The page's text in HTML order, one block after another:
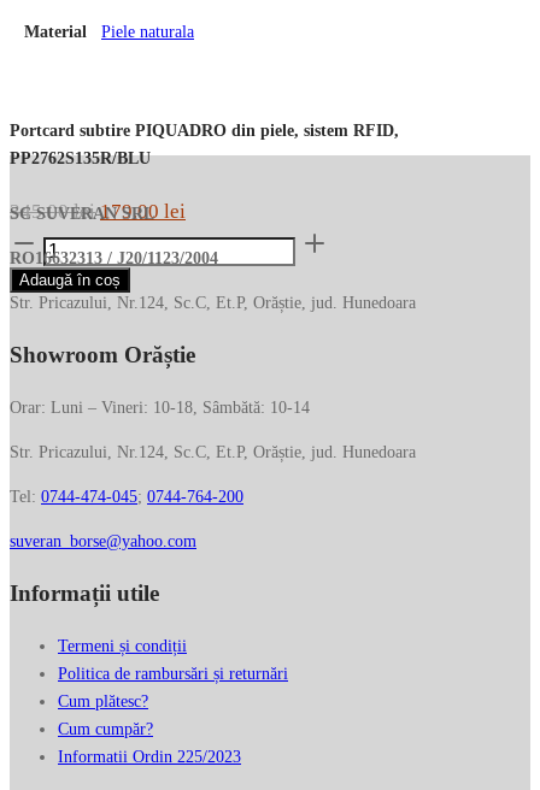
Material Piele naturala
Portcard subtire PIQUADRO din piele, sistem RFID,
PP2762S135R/BLU
345.00leiPrețul
inițial
a
fost:
345.00 lei.
179.00 lei
curent
179.00 lei.
Cantitate
Portcard
subtire
din
sistem
PP2762S135R/BLU
Adaugă în coș
SC SUVERAN SRL
RO16632313 / J20/1123/2004
Str. Pricazului, Nr.124, Sc.C, Et.P, Orăștie, jud. Hunedoara
Showroom Orăștie
Orar: Luni – Vineri: 10-18, Sâmbătă: 10-14
Str. Pricazului, Nr.124, Sc.C, Et.P, Orăștie, jud. Hunedoara
Tel: 0744-474-045; 0744-764-200
suveran_borse@yahoo.com
Informații utile
Termeni și condiții
Politica de rambursări și returnări
Cum plătesc?
Cum cumpăr?
Informatii Ordin 225/2023